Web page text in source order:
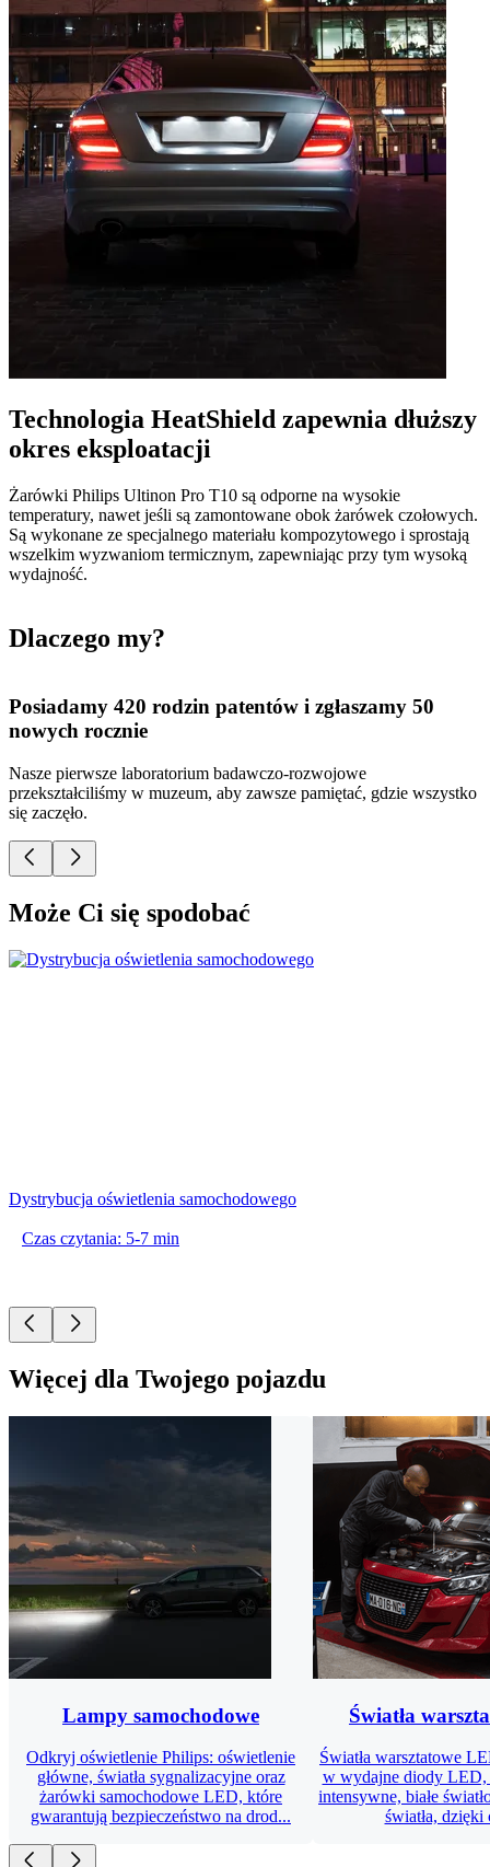
Technologia HeatShield zapewnia dłuższy
okres eksploatacji
Żarówki Philips Ultinon Pro T10 są odporne na wysokie
temperatury, nawet jeśli są zamontowane obok żarówek czołowych.
Są wykonane ze specjalnego materiału kompozytowego i sprostają
wszelkim wyzwaniom termicznym, zapewniając przy tym wysoką
wydajność.
Dlaczego my?
Posiadamy 420 rodzin patentów i zgłaszamy 50
nowych rocznie
Nasze pierwsze laboratorium badawczo-rozwojowe
przekształciliśmy w muzeum, aby zawsze pamiętać, gdzie wszystko
się zaczęło.
Może Ci się spodobać
Dystrybucja oświetlenia samochodowego
Czas czytania: 5-7 min
Więcej dla Twojego pojazdu
Lampy samochodowe
Odkryj oświetlenie Philips: oświetlenie
główne, światła sygnalizacyjne oraz
żarówki samochodowe LED, które
gwarantują bezpieczeństwo na drod...
Światła
Światła warsztatowe
w wydajne diody LED,
intensywne, białe
światła, dzięki